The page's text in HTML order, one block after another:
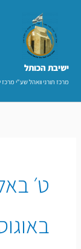
ישיבת הכותל​
מרכז תורני וואהל שע"י
באוגוסט